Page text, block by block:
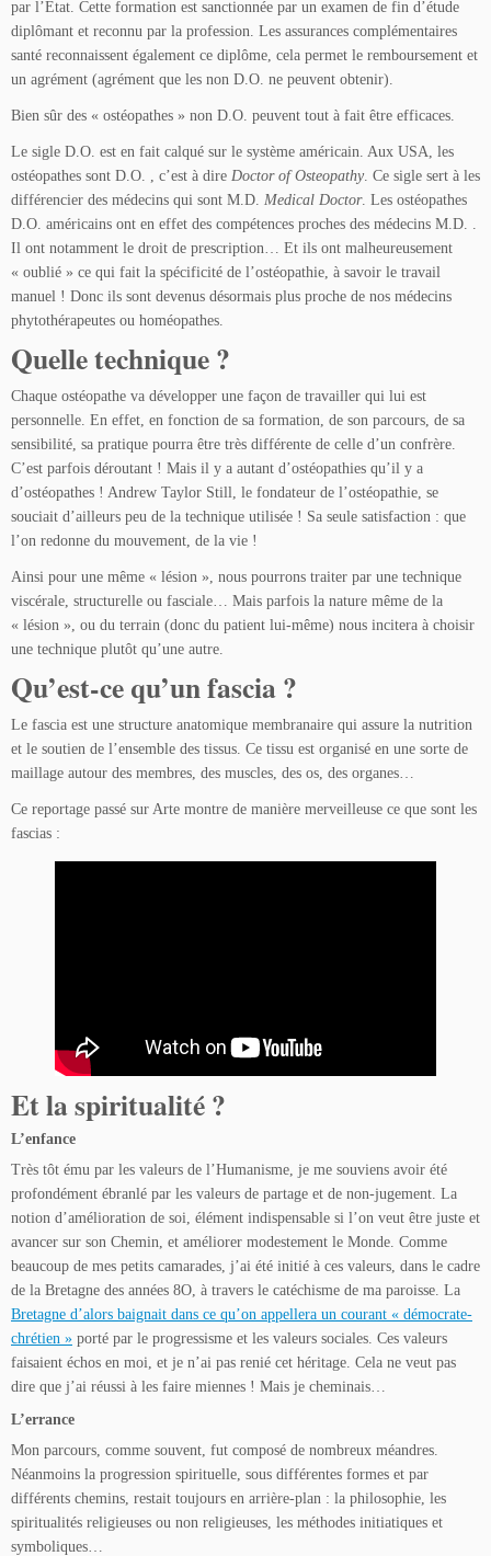
par l’Etat. Cette formation est sanctionnée par un examen de fin d’étude
diplômant et reconnu par la profession. Les assurances complémentaires
santé reconnaissent également ce diplôme, cela permet le remboursement et
un agrément (agrément que les non D.O. ne peuvent obtenir).
Bien sûr des « ostéopathes » non D.O. peuvent tout à fait être efficaces.
Le sigle D.O. est en fait calqué sur le système américain. Aux USA, les
ostéopathes sont D.O. , c’est à dire Doctor of Osteopathy. Ce sigle sert à les
différencier des médecins qui sont M.D. Medical Doctor. Les ostéopathes
D.O. américains ont en effet des compétences proches des médecins M.D. .
Il ont notamment le droit de prescription… Et ils ont malheureusement
« oublié » ce qui fait la spécificité de l’ostéopathie, à savoir le travail
manuel ! Donc ils sont devenus désormais plus proche de nos médecins
phytothérapeutes ou homéopathes.
Quelle technique ?
Chaque ostéopathe va développer une façon de travailler qui lui est
personnelle. En effet, en fonction de sa formation, de son parcours, de sa
sensibilité, sa pratique pourra être très différente de celle d’un confrère.
C’est parfois déroutant ! Mais il y a autant d’ostéopathies qu’il y a
d’ostéopathes ! Andrew Taylor Still, le fondateur de l’ostéopathie, se
souciait d’ailleurs peu de la technique utilisée ! Sa seule satisfaction : que
l’on redonne du mouvement, de la vie !
Ainsi pour une même « lésion », nous pourrons traiter par une technique
viscérale, structurelle ou fasciale… Mais parfois la nature même de la
« lésion », ou du terrain (donc du patient lui-même) nous incitera à choisir
une technique plutôt qu’une autre.
Qu’est-ce qu’un fascia ?
Le fascia est une structure anatomique membranaire qui assure la nutrition
et le soutien de l’ensemble des tissus. Ce tissu est organisé en une sorte de
maillage autour des membres, des muscles, des os, des organes…
Ce reportage passé sur Arte montre de manière merveilleuse ce que sont les
fascias :
Et la spiritualité ?
L’enfance
Très tôt ému par les valeurs de l’Humanisme, je me souviens avoir été
profondément ébranlé par les valeurs de partage et de non-jugement. La
notion d’amélioration de soi, élément indispensable si l’on veut être juste et
avancer sur son Chemin, et améliorer modestement le Monde. Comme
beaucoup de mes petits camarades, j’ai été initié à ces valeurs, dans le cadre
de la Bretagne des années 8O, à travers le catéchisme de ma paroisse. La
Bretagne d’alors baignait dans ce qu’on appellera un courant « démocrate-
chrétien » porté par le progressisme et les valeurs sociales. Ces valeurs
faisaient échos en moi, et je n’ai pas renié cet héritage. Cela ne veut pas
dire que j’ai réussi à les faire miennes ! Mais je cheminais…
L’errance
Mon parcours, comme souvent, fut composé de nombreux méandres.
Néanmoins la progression spirituelle, sous différentes formes et par
différents chemins, restait toujours en arrière-plan : la philosophie, les
spiritualités religieuses ou non religieuses, les méthodes initiatiques et
symboliques…